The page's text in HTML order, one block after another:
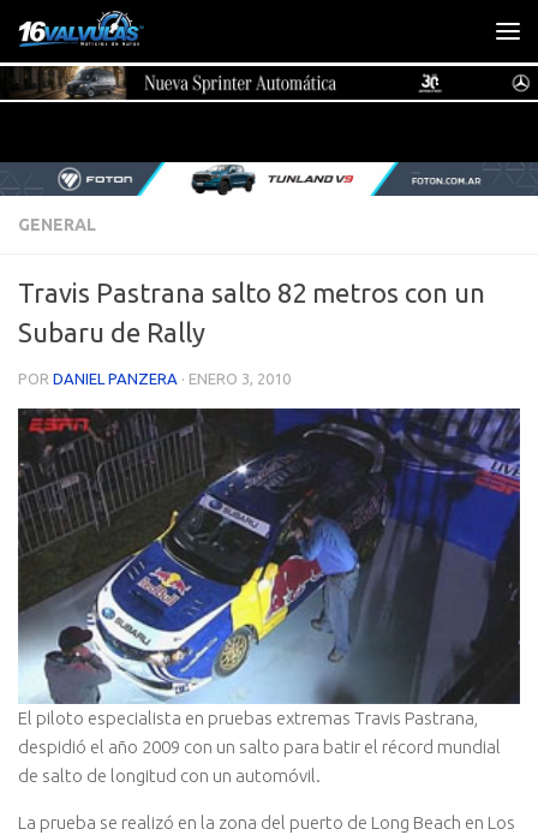
Saltar al contenido
GENERAL
Travis Pastrana salto 82 metros con un
Subaru de Rally
POR DANIEL PANZERA · ENERO 3, 2010
El piloto especialista en pruebas extremas Travis Pastrana,
despidió el año 2009 con un salto para batir el récord mundial
de salto de longitud con un automóvil.
La prueba se realizó en la zona del puerto de Long Beach en Los